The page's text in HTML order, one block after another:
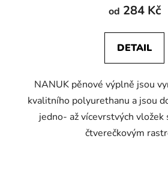
od 284 Kč
DETAIL
NANUK pěnové výplně jsou
kvalitního polyurethanu a jsou
jedno- až vícevrstvých vložek
čtverečkovým